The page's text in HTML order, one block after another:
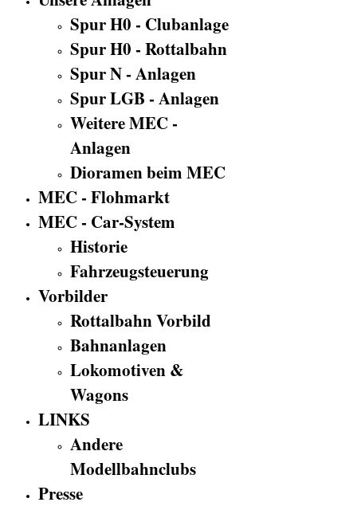
Spur H0 - Clubanlage
Spur H0 - Rottalbahn
Spur N - Anlagen
Spur LGB - Anlagen
Weitere MEC -
Anlagen
Dioramen beim MEC
MEC - Flohmarkt
MEC - Car-System
Historie
Fahrzeugsteuerung
Vorbilder
Rottalbahn Vorbild
Bahnanlagen
Lokomotiven &
Wagons
LINKS
Andere
Modellbahnclubs
Presse